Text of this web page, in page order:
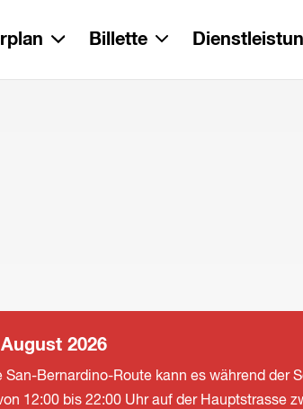
Billette
2026
Bernardino-Route kann es während der
12:00 bis 22:00 Uhr auf der Hauptstrasse